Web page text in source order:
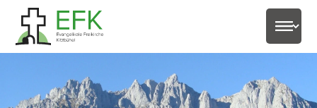
select-